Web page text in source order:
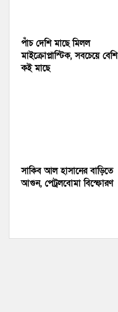
পাঁচ দেশি মাছে মিলল
মাইক্রোপ্লাস্টিক, সবচেয়ে বেশি
কই মাছে
সাকিব আল হাসানের বাড়িতে
আগুন, পেট্রলবোমা বিস্ফোরণ